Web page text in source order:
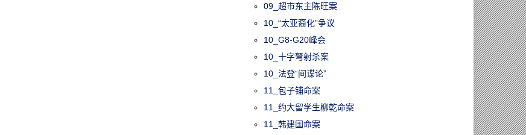
09_超市东主陈旺案
10_“太亚裔化”争议
10_G8-G20峰会
10_十字弩射杀案
10_法登“间谍论”
11_包子铺命案
11_约大留学生柳乾命案
11_韩建国命案